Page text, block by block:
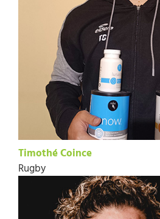
Timothé Coince
Rugby